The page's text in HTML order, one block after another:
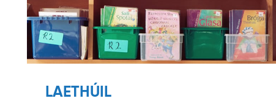
LAETHÚIL